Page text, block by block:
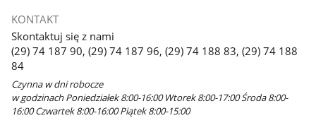
KONTAKT
Skontaktuj się z nami
(29) 74 187 90, (29) 74 187 96, (29) 74 188 83, (29) 74 188
84
Czynna w dni robocze
w godzinach Poniedziałek 8:00-16:00 Wtorek 8:00-17:00 Środa 8:00-
16:00 Czwartek 8:00-16:00 Piątek 8:00-15:00